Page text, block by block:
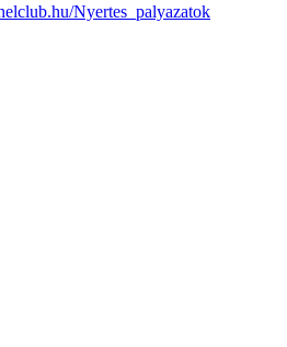
Nyertes_palyazatok